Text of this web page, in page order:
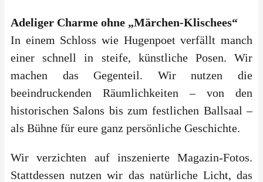
Adeliger Charme ohne „Märchen-Klischees“
In einem Schloss wie Hugenpoet verfällt manch
einer schnell in steife, künstliche Posen. Wir
machen das Gegenteil. Wir nutzen die
beeindruckenden Räumlichkeiten – von den
historischen Salons bis zum festlichen Ballsaal –
als Bühne für eure ganz persönliche Geschichte.
Wir verzichten auf inszenierte Magazin-Fotos.
Stattdessen nutzen wir das natürliche Licht, das